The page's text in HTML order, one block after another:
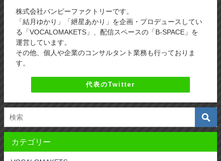
株式会社バンピーファクトリーです。
「結月ゆかり」「紲星あかり」を企画・プロデュースしてい
る「VOCALOMAKETS」、配信スペースの「B-SPACE」を
運営しています。
その他、個人や企業のコンサルタント業務も行っておりま
す。
代表のTwitter
カテゴリー